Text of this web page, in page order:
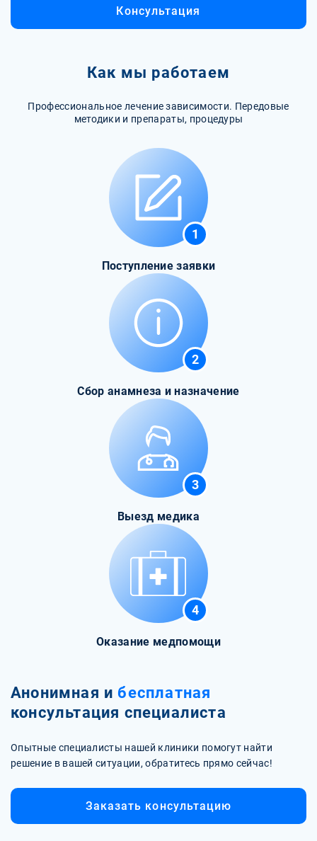
Консультация
Как мы работаем
Профессиональное лечение зависимости. Передовые
методики и препараты, процедуры
1
Поступление заявки
2
Сбор анамнеза и назначение
3
Выезд медика
4
Оказание медпомощи
Анонимная и бесплатная
консультация специалиста
Опытные специалисты нашей клиники помогут найти
решение в вашей ситуации, обратитесь прямо сейчас!
Заказать консультацию